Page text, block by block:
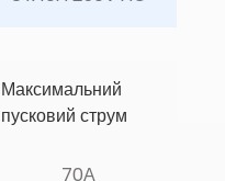
Максимальний
пусковий струм
70А